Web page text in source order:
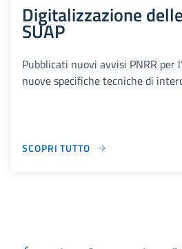
Digitalizzazione
SUAP
Pubblicati nuovi avvisi PNRR per
nuove specifiche tecniche di
SCOPRI TUTTO